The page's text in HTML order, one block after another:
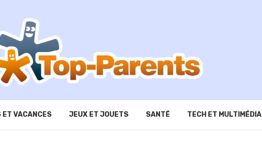
ET VACANCES JEUX ET JOUETS SANTÉ TECH ET MULTIMÉDIA